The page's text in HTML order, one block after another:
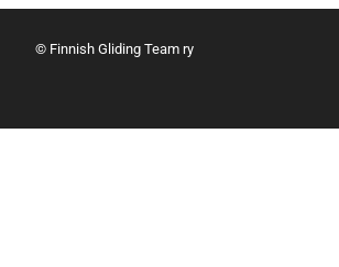
© Finnish Gliding Team ry